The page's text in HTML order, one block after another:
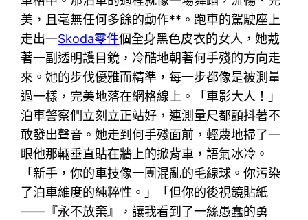
美，且毫無任何多餘的動作**。跑車的駕駛座上
走出一Skoda零件個全身黑色皮衣的女人，她戴
著一副透明護目鏡，冷酷地朝著何手殘的方向走
來。她的步伐優雅而精準，每一步都像是被測量
過一樣，完美地落在網格線上。「車影大人！」
泊車警察們立刻立正站好，連測量尺都顫抖著不
敢發出聲音。她走到何手殘面前，輕蔑地掃了一
眼他那輛垂直貼在牆上的掀背車，語氣冰冷。
「新手，你的車技像一團混亂的毛線球。你污染
了泊車維度的純粹性。」「但你的後視鏡貼紙
——『永不放棄』，讓我看到了一絲愚蠢的勇